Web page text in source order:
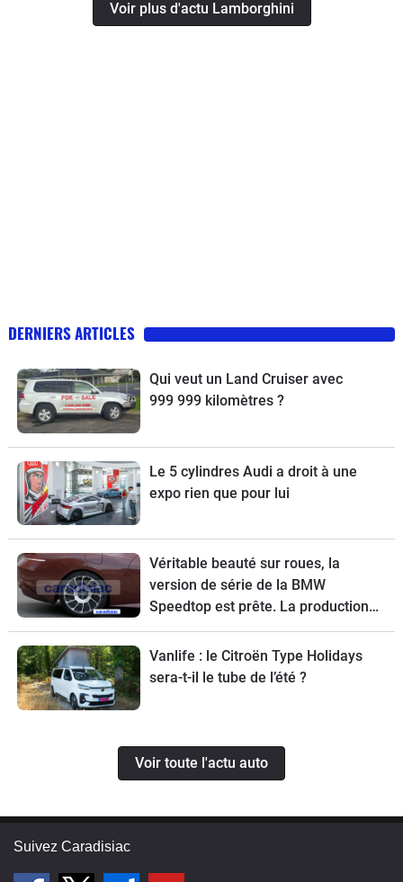
Voir plus d'actu Lamborghini
DERNIERS ARTICLES
Qui veut un Land Cruiser avec
999 999 kilomètres ?
Le 5 cylindres Audi a droit à une
expo rien que pour lui
Véritable beauté sur roues, la
version de série de la BMW
Speedtop est prête. La production
de ce break de chasse sera limitée à
70 exemplaires.
Vanlife : le Citroën Type Holidays
sera-t-il le tube de l’été ?
Voir toute l'actu auto
Suivez Caradisiac